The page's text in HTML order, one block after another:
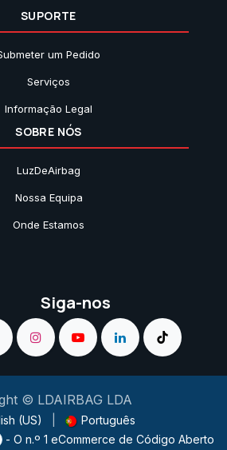
SUPORTE
um Pedido
Serviços
Informação Legal
SOBRE NÓS
LuzDeAirbag
Nossa Equipa
Onde Estamos
Siga-nos
© LDAIRBAG LDA
(US)
Português
- O n.º 1 eCommerce de Código Aberto